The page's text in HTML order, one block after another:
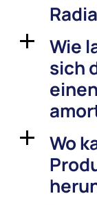
a
Wie
sich
a
Wo